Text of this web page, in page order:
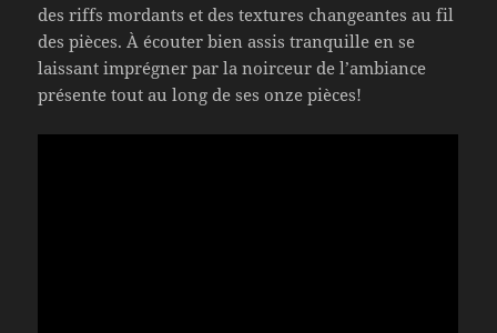
des riffs mordants et des textures changeantes au fil
des pièces. À écouter bien assis tranquille en se
laissant imprégner par la noirceur de l’ambiance
présente tout au long de ses onze pièces!